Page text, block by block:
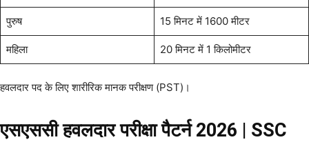
पुरुष 15 मिनट में 1600 मीटर
महिला 20 मिनट में 1 किलोमीटर
हवलदार पद के लिए शारीरिक मानक परीक्षण (PST)।
एसएससी हवलदार परीक्षा पैटर्न 2026 | SSC